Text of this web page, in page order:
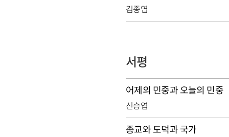
김종엽
서평
어제의 민중과 오늘의 민중
신승엽
종교와 도덕과 국가